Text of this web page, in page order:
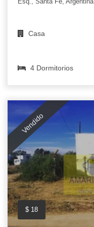
Casa
4 Dormitorios
Vendido
$ 18